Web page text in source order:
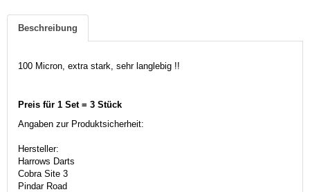
Beschreibung
100 Micron, extra stark, sehr langlebig !!
Preis für 1 Set = 3 Stück
Angaben zur Produktsicherheit:
Hersteller:
Harrows Darts
Cobra Site 3
Pindar Road